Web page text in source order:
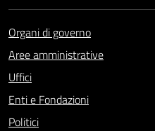
Organi di governo
Aree amministrative
Uffici
Enti e Fondazioni
Politici